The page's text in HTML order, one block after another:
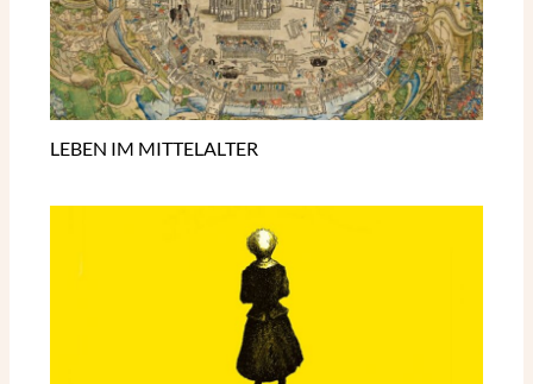
LEBEN IM MITTELALTER